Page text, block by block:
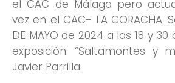
el CAC de Málaga pero
vez en el CAC- LA CORACHA.
DE MAYO de 2024 a las 18 y
exposición: “Saltamontes y
Javier Parrilla.